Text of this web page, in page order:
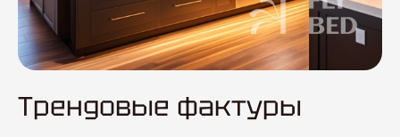
Трендовые фактуры